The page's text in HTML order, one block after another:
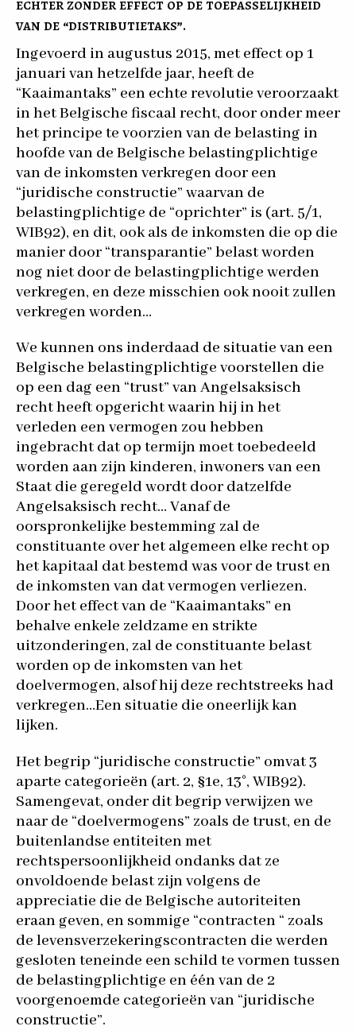
echter zonder effect op de toepasselijkheid
van de “distributietaks”.
Ingevoerd in augustus 2015, met effect op 1
januari van hetzelfde jaar, heeft de
“Kaaimantaks” een echte revolutie veroorzaakt
in het Belgische fiscaal recht, door onder meer
het principe te voorzien van de belasting in
hoofde van de Belgische belastingplichtige
van de inkomsten verkregen door een
“juridische constructie” waarvan de
belastingplichtige de “oprichter” is (art. 5/1,
WIB92), en dit, ook als de inkomsten die op die
manier door “transparantie” belast worden
nog niet door de belastingplichtige werden
verkregen, en deze misschien ook nooit zullen
verkregen worden…
We kunnen ons inderdaad de situatie van een
Belgische belastingplichtige voorstellen die
op een dag een “trust” van Angelsaksisch
recht heeft opgericht waarin hij in het
verleden een vermogen zou hebben
ingebracht dat op termijn moet toebedeeld
worden aan zijn kinderen, inwoners van een
Staat die geregeld wordt door datzelfde
Angelsaksisch recht… Vanaf de
oorspronkelijke bestemming zal de
constituante over het algemeen elke recht op
het kapitaal dat bestemd was voor de trust en
de inkomsten van dat vermogen verliezen.
Door het effect van de “Kaaimantaks” en
behalve enkele zeldzame en strikte
uitzonderingen, zal de constituante belast
worden op de inkomsten van het
doelvermogen, alsof hij deze rechtstreeks had
verkregen…Een situatie die oneerlijk kan
lijken.
Het begrip “juridische constructie” omvat 3
aparte categorieën (art. 2, §1e, 13°, WIB92).
Samengevat, onder dit begrip verwijzen we
naar de “doelvermogens” zoals de trust, en de
buitenlandse entiteiten met
rechtspersoonlijkheid ondanks dat ze
onvoldoende belast zijn volgens de
appreciatie die de Belgische autoriteiten
eraan geven, en sommige “contracten “ zoals
de levensverzekeringscontracten die werden
gesloten teneinde een schild te vormen tussen
de belastingplichtige en één van de 2
voorgenoemde categorieën van “juridische
constructie”.